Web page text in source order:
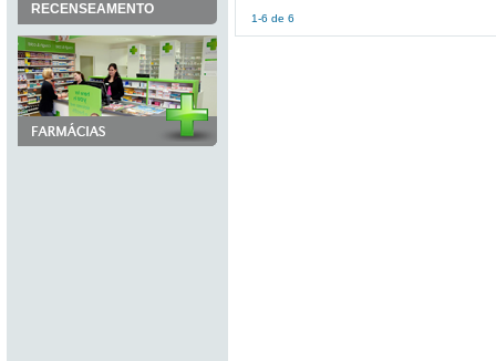
RECENSEAMENTO
1-6 de 6